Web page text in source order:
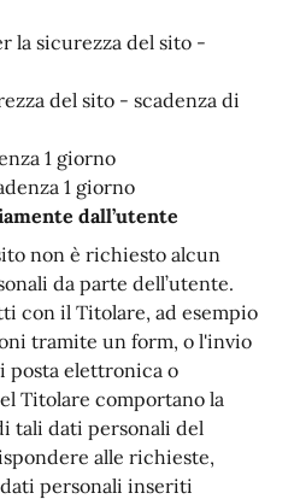
la sicurezza del sito -
del sito - scadenza di
1 giorno
1 giorno
dall’utente
non è richiesto alcun
da parte dell’utente.
con il Titolare, ad esempio
tramite un form, o l'invio
posta elettronica o
Titolare comportano la
tali dati personali del
alle richieste,
personali inseriti